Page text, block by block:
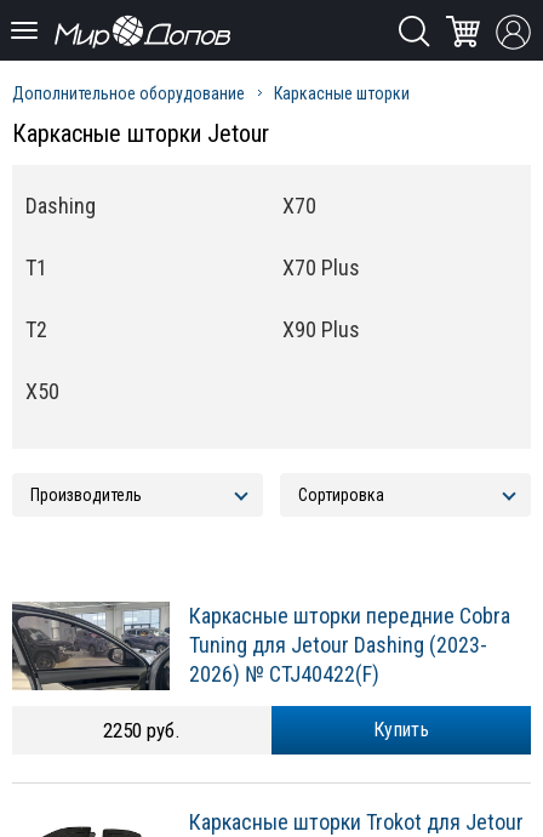
Дополнительное оборудование Каркасные шторки
Каркасные шторки Jetour
Dashing
T1
T2
X50
X70
X70 Plus
X90 Plus
Каркасные шторки передние Cobra
Tuning для Jetour Dashing (2023-
2026) № CTJ40422(F)
Купить
2250 руб.
Каркасные шторки Trokot для Jetour